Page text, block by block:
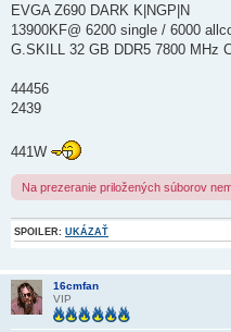
v
o
k
EVGA Z690 DARK K|NGP|N
13900KF@ 6200 single / 6000
G.SKILL 32 GB DDR5 7800 MHz
44456
2439
441W
Na prezeranie priložených súborov
SPOILER: UKÁZAŤ
16cmfan
VIP